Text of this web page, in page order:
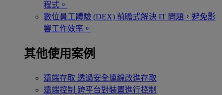
程式。
數位員工體驗 (DEX) 前瞻式解決 IT 問題，避免影
響工作效率。
其他使用案例
遠端存取 透過安全連線改進存取
遠端控制 跨平台對裝置進行控制